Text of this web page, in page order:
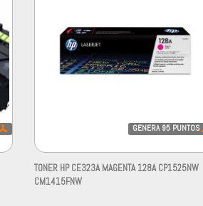
GENERA 95 PUNTOS
TONER HP CE323A MAGENTA 128A CP1525NW
CM1415FNW